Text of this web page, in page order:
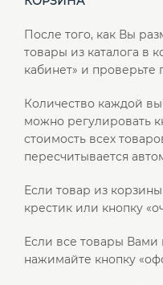
После того, как Вы
товары из каталога в
кабинет» и проверьте
Количество каждой
можно регулировать
стоимость всех
пересчитывается
Если товар из
крестик или кнопку
Если все товары
нажимайте кнопку